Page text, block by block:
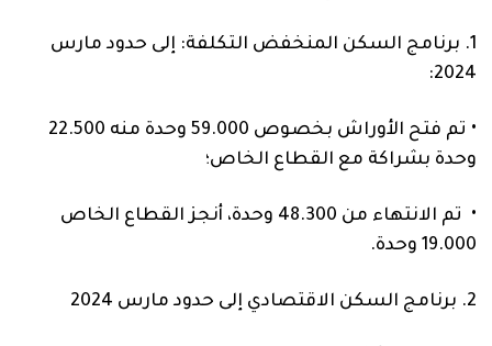
1. برنامج السكن المنخفض التكلفة: إلى حدود مارس
2024
:
• تم فتح الأوراش بخصوص 59.000 وحدة منه
وحدة بشراكة مع القطاع الخاص؛
• تم الانتهاء من 48.300 وحدة، أنجز القطاع الخاص
19.000 وحدة.
2. برنامج السكن الاقتصادي إلى حدود مارس 4